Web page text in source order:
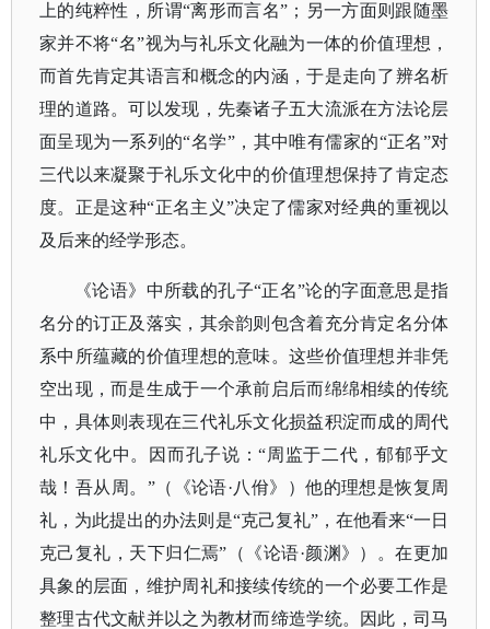
上的纯粹性，所谓“离形而言名”；另一方面则跟随墨
家并不将“名”视为与礼乐文化融为一体的价值理想，
而首先肯定其语言和概念的内涵，于是走向了辨名析
理的道路。可以发现，先秦诸子五大流派在方法论层
面呈现为一系列的“名学”，其中唯有儒家的“正名”对
三代以来凝聚于礼乐文化中的价值理想保持了肯定态
度。正是这种“正名主义”决定了儒家对经典的重视以
及后来的经学形态。
《论语》中所载的孔子“正名”论的字面意思是指
名分的订正及落实，其余韵则包含着充分肯定名分体
系中所蕴藏的价值理想的意味。这些价值理想并非凭
空出现，而是生成于一个承前启后而绵绵相续的传统
中，具体则表现在三代礼乐文化损益积淀而成的周代
礼乐文化中。因而孔子说：“周监于二代，郁郁乎文
哉！吾从周。”（《论语·八佾》）他的理想是恢复周
礼，为此提出的办法则是“克己复礼”，在他看来“一日
克己复礼，天下归仁焉”（《论语·颜渊》）。在更加
具象的层面，维护周礼和接续传统的一个必要工作是
整理古代文献并以之为教材而缔造学统。因此，司马